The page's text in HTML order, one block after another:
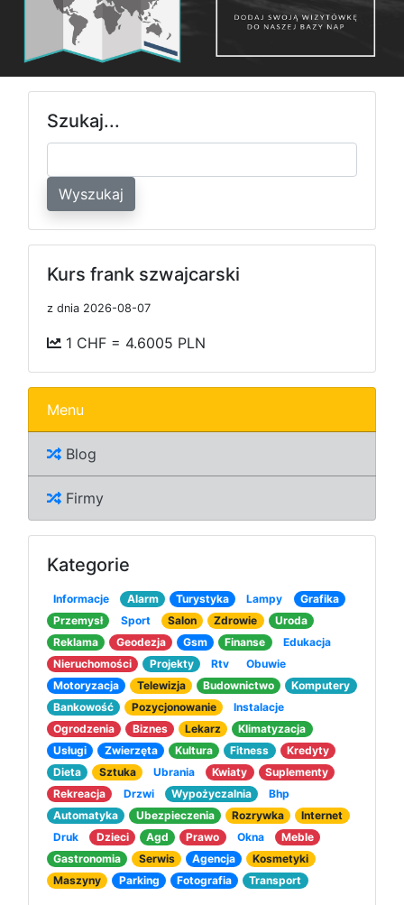
Szukaj...
Wyszukaj
Kurs frank szwajcarski
z dnia 2026-08-07
1 CHF = 4.6005 PLN
Menu
Blog
Firmy
Kategorie
Informacje Alarm Turystyka Lampy
Grafika
Przemysł
Sport Salon Zdrowie
Uroda
Reklama
Geodezja Gsm Finanse
Edukacja
Nieruchomości
Projekty Rtv
Obuwie
Motoryzacja
Telewizja Budownictwo
Komputery
Bankowość
Pozycjonowanie
Instalacje
Ogrodzenia
Biznes Lekarz
Klimatyzacja
Usługi
Zwierzęta Kultura Fitness
Kredyty
Dieta
Sztuka Ubrania Kwiaty
Suplementy
Rekreacja
Drzwi Wypożyczalnia
Bhp
Automatyka
Ubezpieczenia Rozrywka
Internet
Druk
Dzieci Agd Prawo Okna
Meble
Gastronomia
Serwis Agencja
Kosmetyki
Maszyny
Parking Fotografia Transport